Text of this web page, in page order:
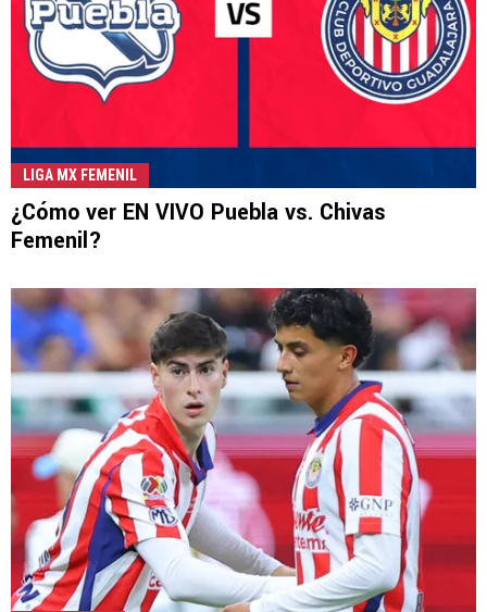
LIGA MX FEMENIL
¿Cómo ver EN VIVO Puebla vs. Chivas
Femenil?